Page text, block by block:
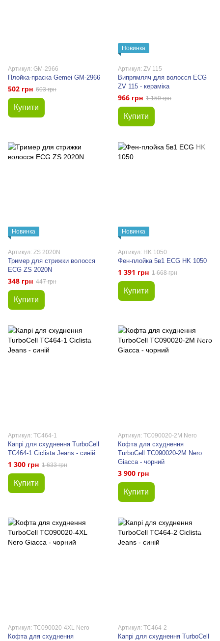
Артикул: GM-2966
Плойка-праска Gemei GM-2966
502 грн 603 грн
Купити
Новинка
Артикул: ZV 115
Випрямляч для волосся ECG
ZV 115 - кераміка
966 грн 1 159 грн
Купити
Новинка
Артикул: ZS 2020N
Тример для стрижки волосся
ECG ZS 2020N
348 грн 447 грн
Купити
Новинка
Артикул: HK 1050
Фен-плойка 5в1 ECG HK 1050
1 391 грн 1 668 грн
Купити
Артикул: TC464-1
Капрі для схуднення TurboCell
TC464-1 Ciclista Jeans - синій
1 300 грн 1 633 грн
Купити
Артикул: TC090020-2M Nero
Кофта для схуднення
TurboCell TC090020-2M Nero
Giacca - чорний
3 900 грн
Купити
Артикул: TC090020-4XL Nero
Кофта для схуднення
Артикул: TC464-2
Капрі для схуднення TurboCell